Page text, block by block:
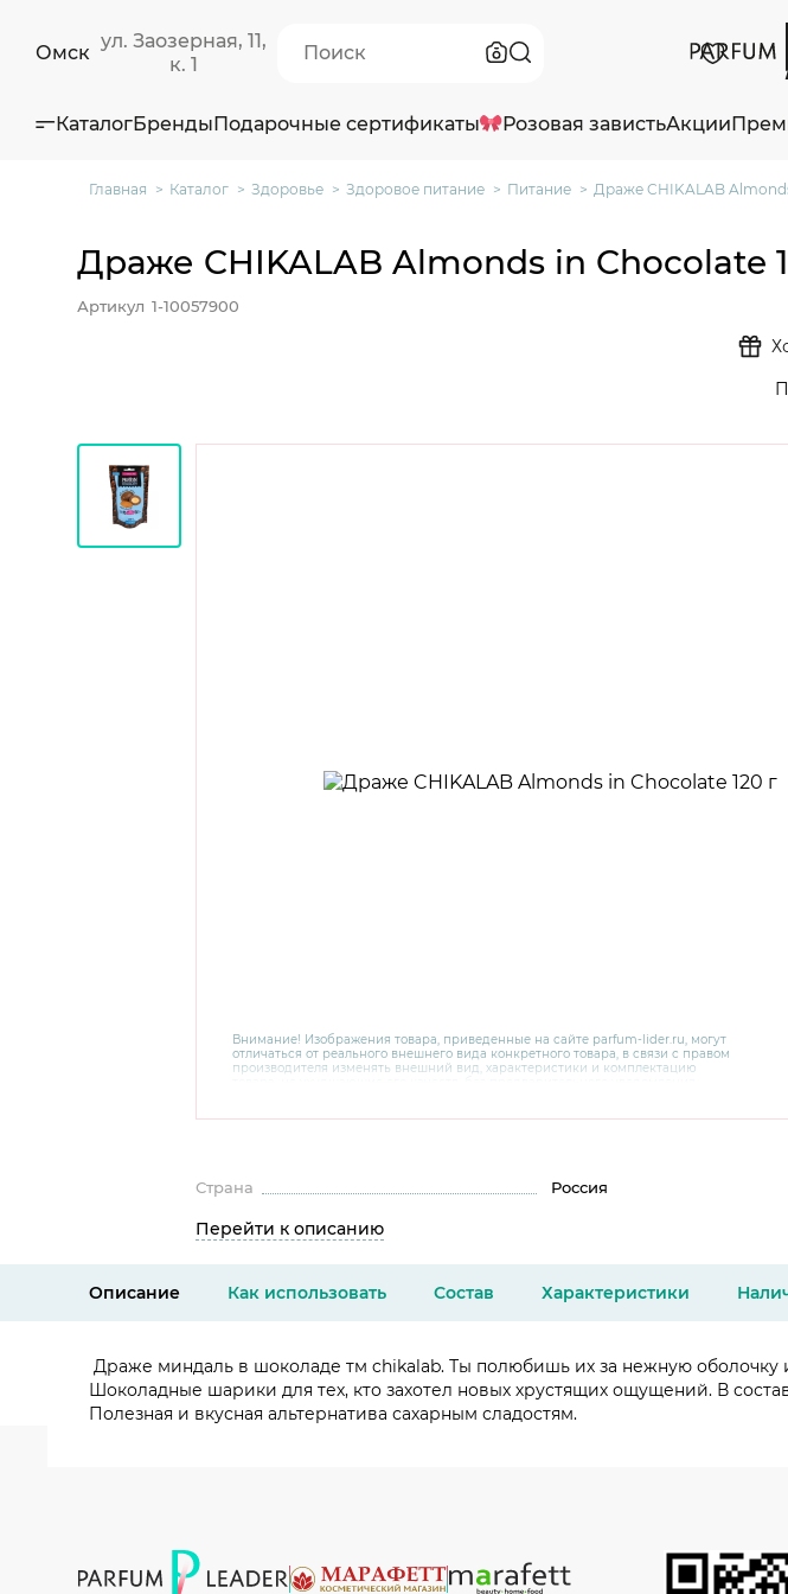
Омск
ул. Заозерная, 11,
к. 1
КаталогБрендыПодарочные сертификаты Розовая завистьАкции
Главная Каталог Здоровье Здоровое питание Питание Драже CHIKALAB
Внимание! Изображения товара, приведенные на сайте parfum-lider.ru, могут
отличаться от реального внешнего вида конкретного товара, в связи с правом
производителя изменять внешний вид, характеристики и комплектацию
консультантов по номеру 8 800 200 78 80.
Драже CHIKALAB Almonds in Chocolate
Артикул 1-10057900
Страна Россия
Перейти к описанию
Описание Как использовать Состав Характеристики
Драже миндаль в шоколаде тм chikalab. Ты полюбишь их за нежную оболочку
Шоколадные шарики для тех, кто захотел новых хрустящих ощущений. В
Полезная и вкусная альтернатива сахарным сладостям.